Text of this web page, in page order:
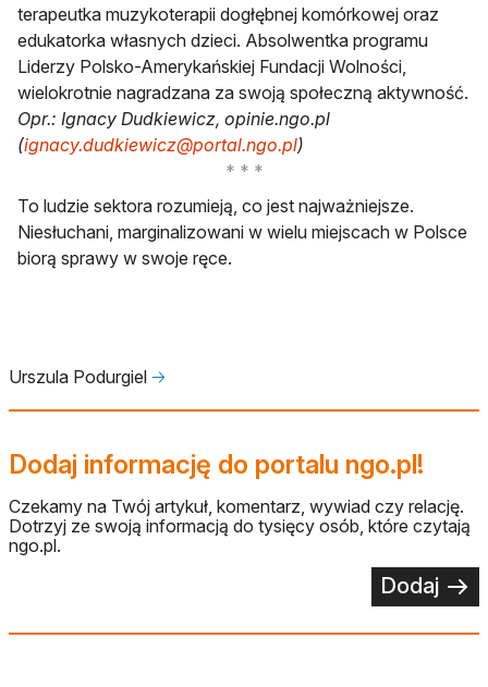
terapeutka muzykoterapii dogłębnej komórkowej oraz
edukatorka własnych dzieci. Absolwentka programu
Liderzy Polsko-Amerykańskiej Fundacji Wolności,
wielokrotnie nagradzana za swoją społeczną aktywność.
Opr.: Ignacy Dudkiewicz, opinie.ngo.pl
(ignacy.dudkiewicz@portal.ngo.pl)
To ludzie sektora rozumieją, co jest najważniejsze.
Niesłuchani, marginalizowani w wielu miejscach w Polsce
biorą sprawy w swoje ręce.
Urszula Podurgiel 🡢
Dodaj informację do portalu ngo.pl!
Czekamy na Twój artykuł, komentarz, wywiad czy relację.
Dotrzyj ze swoją informacją do tysięcy osób, które czytają
ngo.pl.
Dodaj